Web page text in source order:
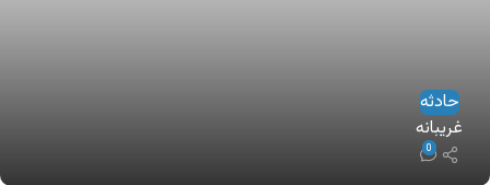
حادثه
غریبانه
0